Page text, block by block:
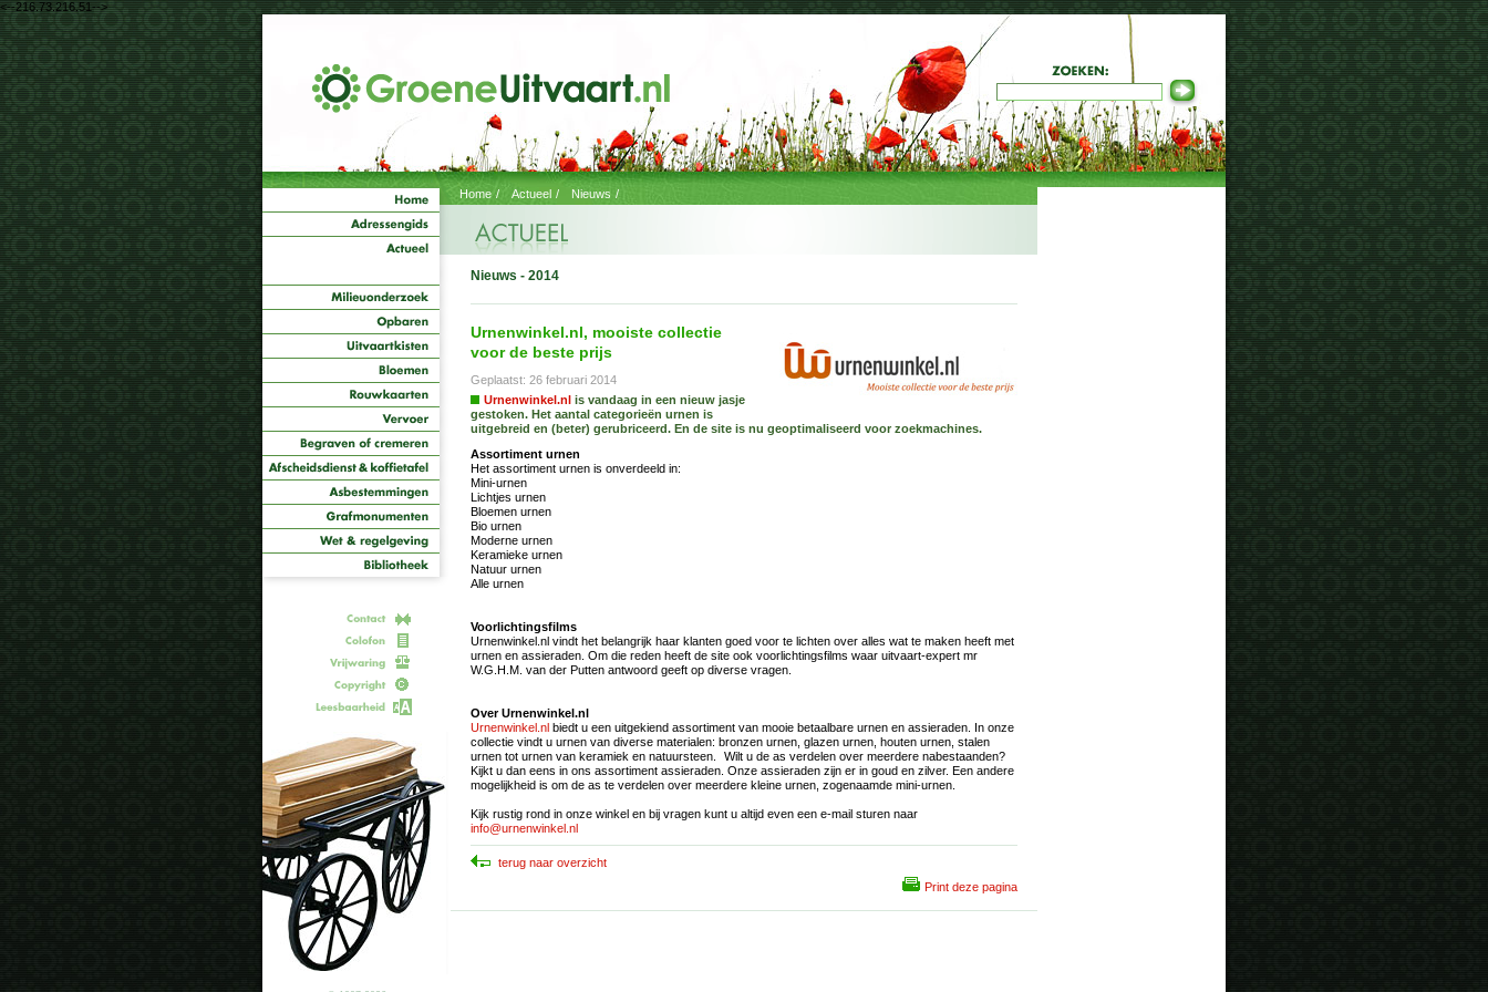
<--216.73.216.51-->
Home / Actueel / Nieuws /
Nieuws - 2014
Urnenwinkel.nl, mooiste collectie
voor de beste prijs
Geplaatst: 26 februari 2014
Urnenwinkel.nl is vandaag in een nieuw jasje
gestoken. Het aantal categorieën urnen is
uitgebreid en (beter) gerubriceerd. En de site is nu geoptimaliseerd voor zoekmachines.
Assortiment urnen
Het assortiment urnen is onverdeeld in:
Mini-urnen
Lichtjes urnen
Bloemen urnen
Bio urnen
Moderne urnen
Keramieke urnen
Natuur urnen
Alle urnen
Voorlichtingsfilms
Urnenwinkel.nl vindt het belangrijk haar klanten goed voor te lichten over alles wat te maken heeft met
urnen en assieraden. Om die reden heeft de site ook voorlichtingsfilms waar uitvaart-expert mr
W.G.H.M. van der Putten antwoord geeft op diverse vragen.
Over Urnenwinkel.nl
Urnenwinkel.nl biedt u een uitgekiend assortiment van mooie betaalbare urnen en assieraden. In onze
collectie vindt u urnen van diverse materialen: bronzen urnen, glazen urnen, houten urnen, stalen
urnen tot urnen van keramiek en natuursteen. Wilt u de as verdelen over meerdere nabestaanden?
Kijkt u dan eens in ons assortiment assieraden. Onze assieraden zijn er in goud en zilver. Een andere
mogelijkheid is om de as te verdelen over meerdere kleine urnen, zogenaamde mini-urnen.
Kijk rustig rond in onze winkel en bij vragen kunt u altijd even een e-mail sturen naar
info@urnenwinkel.nl
terug naar overzicht
Print deze pagina